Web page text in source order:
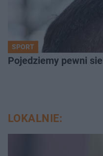
SPORT
Pojedziemy pewni
LOKALNIE: